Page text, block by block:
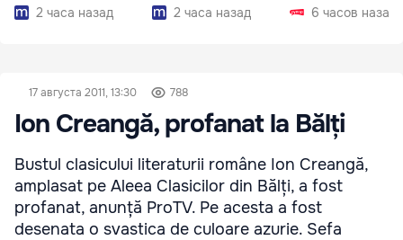
2 часа назад
2 часа назад
6 часов назад
17 августа 2011, 13:30 788
Ion Creangă, profanat la Bălți
Bustul clasicului literaturii române Ion Creangă,
amplasat pe Aleea Clasicilor din Bălți, a fost
profanat, anunță ProTV. Pe acesta a fost
desenata o svastica de culoare azurie. Sefa